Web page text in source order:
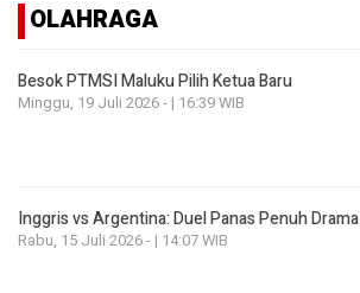
OLAHRAGA
Besok PTMSI Maluku Pilih Ketua Baru
Minggu, 19 Juli 2026 - | 16:39 WIB
Inggris vs Argentina: Duel Panas Penuh Drama
Rabu, 15 Juli 2026 - | 14:07 WIB